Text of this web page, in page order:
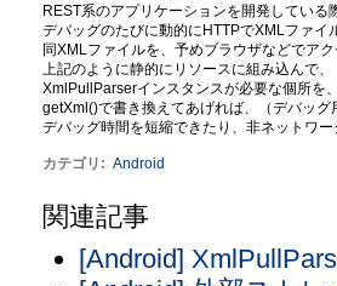
REST系のアプリケーションを開発している
デバッグのたびに動的にHTTPでXMLファイ
同XMLファイルを、予めブラウザなどでアク
上記のように静的にリソースに組み込んで、
XmlPullParserインスタンスが必要な個所を、
getXml()で書き換えてあげれば、（デバッ
デバッグ時間を短縮できたり、非ネットワー
カテゴリ : Android
関連記事
[Android]